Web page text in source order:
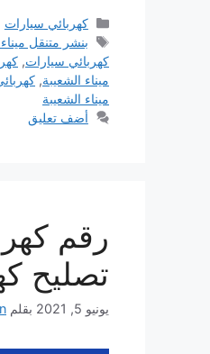
التصنيفات
كهربائي سيارات
الوسوم
بنشر متنقل
كهربائي سيارات,
ميناء الشعيبة,
ميناء الشعيبة
أضف تعليق
تصليح
يونيو 5, 2021 بقلم